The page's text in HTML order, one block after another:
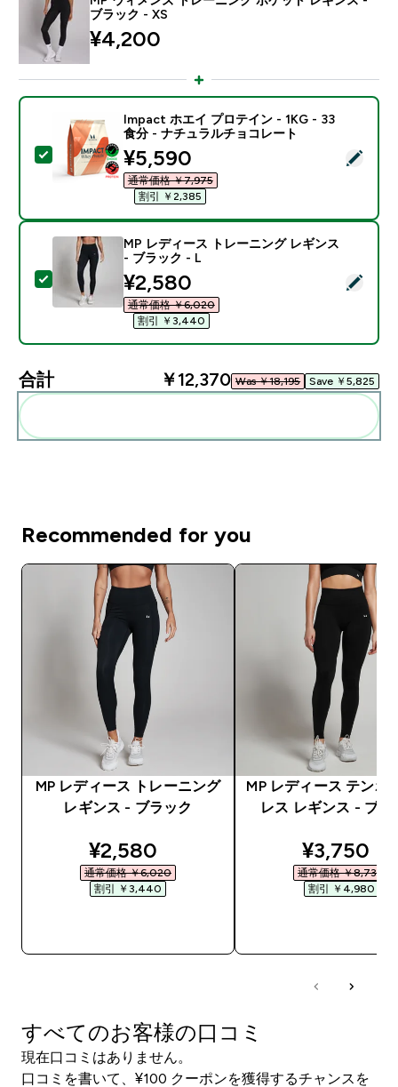
ブラック - XS
¥4,200‎
この商品を選択 - Impact ホエイ プロテイン - 1KG -
Impact ホエイ プロテイン - 1KG - 33
食分 - ナチュラルチョコレート
discounted price
¥5,590‎
通常価格 ￥7,975‎
割引 ￥2,385‎
この商品を選択 - MP レディース トレーニング レギ
MP レディース トレーニング レギンス
- ブラック - L
discounted price
¥2,580‎
通常価格 ￥6,020‎
割引 ￥3,440‎
合計 ￥12,370‎ Was ￥18,195‎ Save ￥5,825‎
Recommended for you
MP レディース トレーニング
レギンス - ブラック
discounted price
¥2,580‎
通常価格 ￥6,020‎
割引 ￥3,440‎
MP レディース テンポ
レス レギンス - ブラ
¥3,750‎
通常価格 ￥8,730‎
割引 ￥4,980‎
すべてのお客様の口コミ
現在口コミはありません。
口コミを書いて、¥100 クーポンを獲得するチャンスを